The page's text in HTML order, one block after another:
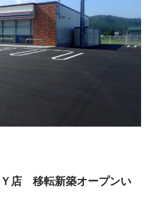
店 移転新築オープンい